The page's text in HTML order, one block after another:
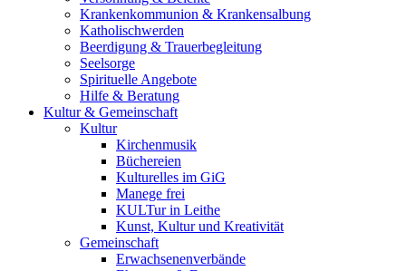
Krankenkommunion & Krankensalbung
Katholischwerden
Beerdigung & Trauerbegleitung
Seelsorge
Spirituelle Angebote
Hilfe & Beratung
Kultur & Gemeinschaft
Kultur
Kirchenmusik
Büchereien
Kulturelles im GiG
Manege frei
KULTur in Leithe
Kunst, Kultur und Kreativität
Gemeinschaft
Erwachsenenverbände